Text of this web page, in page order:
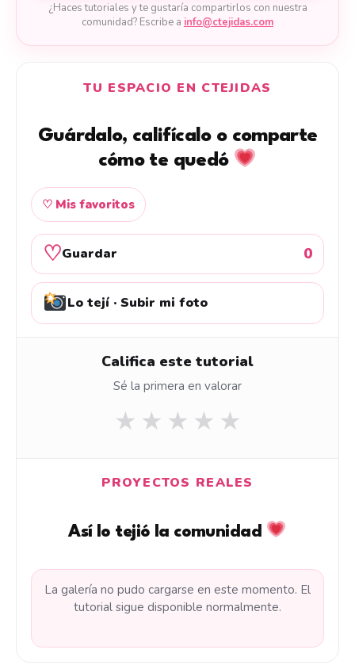
¿Haces tutoriales y te gustaría compartirlos con nuestra
comunidad? Escribe a info@ctejidas.com
TU ESPACIO EN CTEJIDAS
Guárdalo, califícalo o comparte
cómo te quedó
♡ Mis favoritos
♡Guardar 0
Lo tejí · Subir mi foto
Califica este tutorial
Sé la primera en valorar
★ ★ ★ ★ ★
PROYECTOS REALES
Así lo tejió la comunidad
La galería no pudo cargarse en este momento. El
tutorial sigue disponible normalmente.